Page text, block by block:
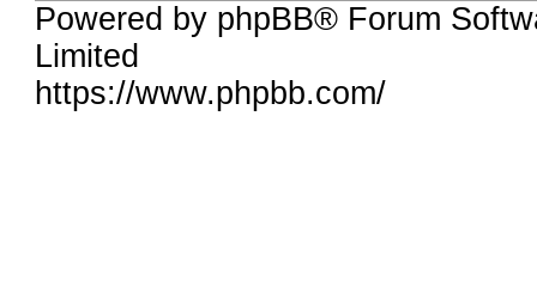
Powered by phpBB® Forum
Limited
https://www.phpbb.com/